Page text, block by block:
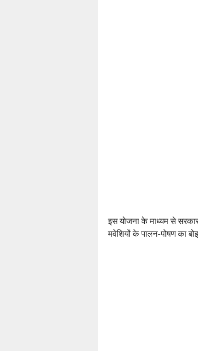
इस योजना के माध्यम से
मवेशियों के पालन-पोषण का